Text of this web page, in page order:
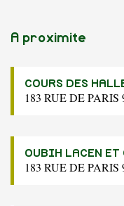
A proximite
COURS DES
183 RUE DE
OUBIH LACEN
183 RUE DE